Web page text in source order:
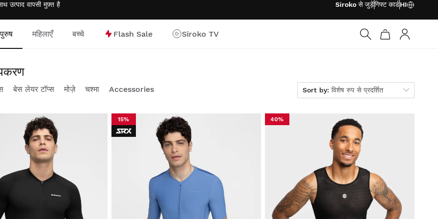
उत्पाद वापसी मुफ़्त है Siroko से जुड़ेंगिफ्ट कार्डHI
पुरुष महिलाएँ बच्चे Flash Sale
Siroko TV
बेस लेयर टॉप्स मोज़े चश्मा Accessories Sort by
Sort by: विशेष रुप से प्रदर्शित
15% 40%